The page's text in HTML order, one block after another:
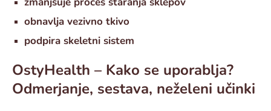
obnavlja vezivno tkivo
podpira skeletni sistem
OstyHealth – Kako se uporablja?
Odmerjanje, sestava, neželeni učinki